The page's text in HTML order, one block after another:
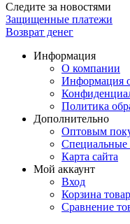
Следите за новостями
Защищенные платежи
Возврат денег
Информация
О компании
Информация
Политика
Дополнительно
Оптовым
Специальные
Карта сайта
Мой аккаунт
Вход
Корзина
Сравнение